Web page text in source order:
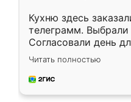
Кухню здесь
телеграмм.
Согласовали день
недели кухня была
довольны работой.
мебель за
Читать полностью